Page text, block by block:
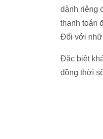
dành riêng
thanh toán
Đối với
Đặc biệt
đồng thời